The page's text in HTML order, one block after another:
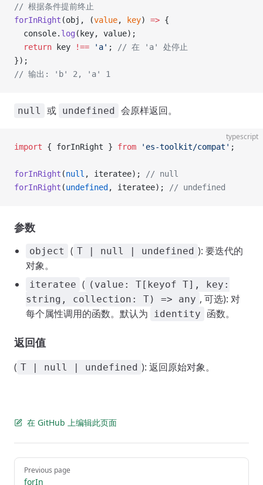
// 根据条件提前终止
forInRight (obj, (value, key) => {
  console.
log (key, value);
  return
key !== 'a' ;
// 在 'a' 处停止
});
// 输出: 'b' 2, 'a' 1
null 或 undefined 会原样返回。
typescript
import { forInRight } from 'es-toolkit/compat' ;
forInRight (null , iteratee);
// null
forInRight (undefined , iteratee); // undefined
参数
object ( T | null | undefined ): 要迭代的
对象。
iteratee ( (value: T[keyof T], key:
string, collection: T) => any , 可选): 对
每个属性调用的函数。默认为
identity 函数。
返回值
( T | null | undefined ): 返回原始对象。
在 GitHub 上编辑此页面
Pager
Previous page
forIn